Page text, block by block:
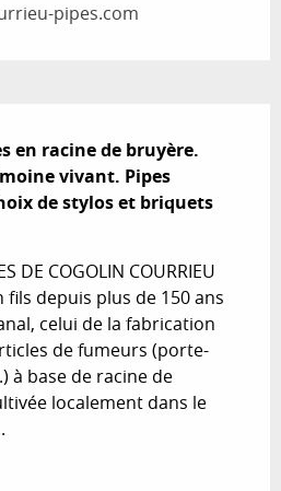
pipes.com
en racine de bruyère.
vivant. Pipes
de stylos et briquets
DE COGOLIN COURRIEU
depuis plus de 150 ans
celui de la fabrication
de fumeurs (porte-
à base de racine de
localement dans le